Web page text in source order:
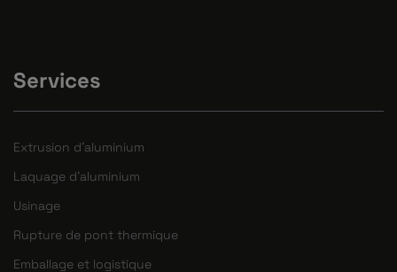
Services
Extrusion d'aluminium
Laquage d'aluminium
Usinage
Rupture de pont thermique
Emballage et logistique